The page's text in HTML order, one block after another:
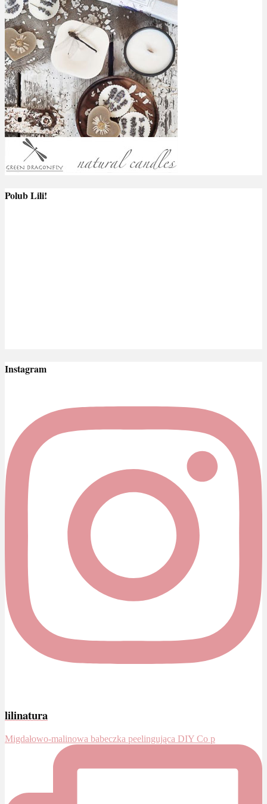
Polub Lili!
Instagram
lilinatura
Migdałowo-malinowa babeczka peelingująca DIY Co p